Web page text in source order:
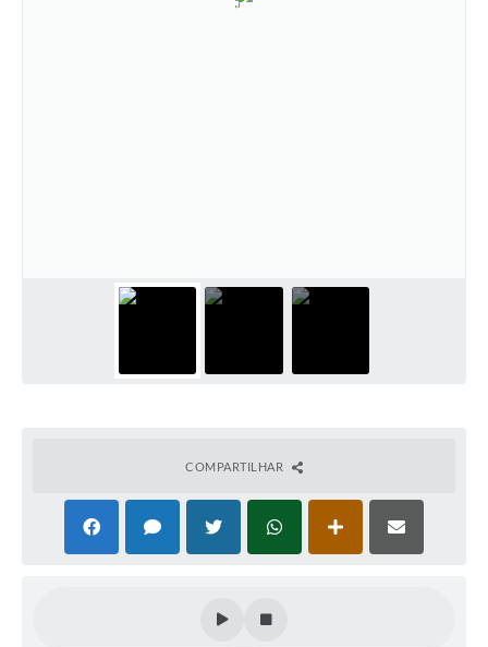
Associação dos Servidores Públicos Municipais de
Vinhedo
COMPARTILHAR